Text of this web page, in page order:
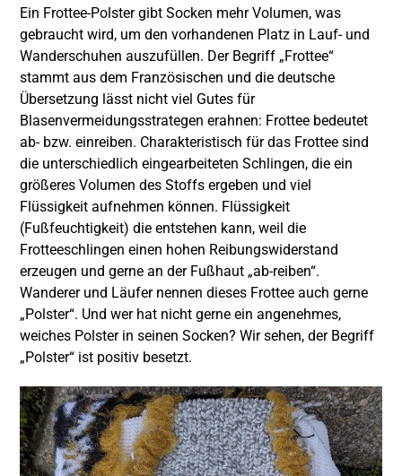
Ein Frottee-Polster gibt Socken mehr Volumen, was
gebraucht wird, um den vorhandenen Platz in Lauf- und
Wanderschuhen auszufüllen. Der Begriff „Frottee“
stammt aus dem Französischen und die deutsche
Übersetzung lässt nicht viel Gutes für
Blasenvermeidungsstrategen erahnen: Frottee bedeutet
ab- bzw. einreiben. Charakteristisch für das Frottee sind
die unterschiedlich eingearbeiteten Schlingen, die ein
größeres Volumen des Stoffs ergeben und viel
Flüssigkeit aufnehmen können. Flüssigkeit
(Fußfeuchtigkeit) die entstehen kann, weil die
Frotteeschlingen einen hohen Reibungswiderstand
erzeugen und gerne an der Fußhaut „ab-reiben“.
Wanderer und Läufer nennen dieses Frottee auch gerne
„Polster“. Und wer hat nicht gerne ein angenehmes,
weiches Polster in seinen Socken? Wir sehen, der Begriff
„Polster“ ist positiv besetzt.